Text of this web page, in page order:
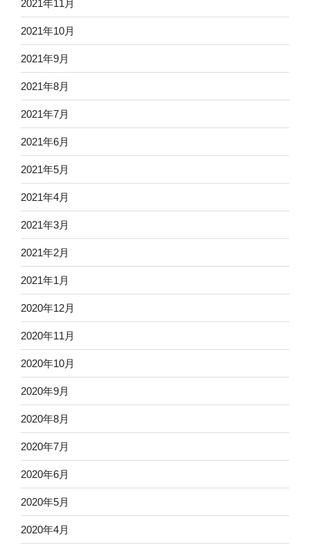
2021年11月
2021年10月
2021年9月
2021年8月
2021年7月
2021年6月
2021年5月
2021年4月
2021年3月
2021年2月
2021年1月
2020年12月
2020年11月
2020年10月
2020年9月
2020年8月
2020年7月
2020年6月
2020年5月
2020年4月